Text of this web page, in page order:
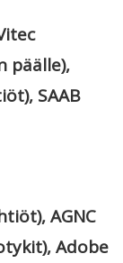
päälle),
SAAB
AGNC
Adobe